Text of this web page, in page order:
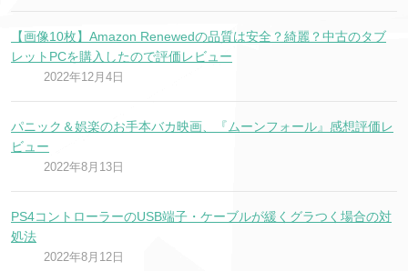
【画像10枚】Amazon Renewedの品質は安全？綺麗？中古のタブ
レットPCを購入したので評価レビュー
2022年12月4日
パニック＆娯楽のお手本バカ映画、『ムーンフォール』感想評価レ
ビュー
2022年8月13日
PS4コントローラーのUSB端子・ケーブルが緩くグラつく場合の対
処法
2022年8月12日